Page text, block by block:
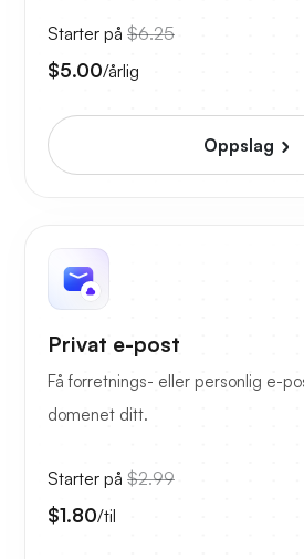
Starter på $6.25
$5.00/årlig
Oppslag
Privat e-post
Få forretnings- eller personlig e-
domenet ditt.
Starter på $2.99
$1.80/til